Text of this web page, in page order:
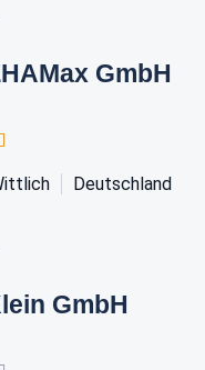
GmbH
Deutschland
GmbH